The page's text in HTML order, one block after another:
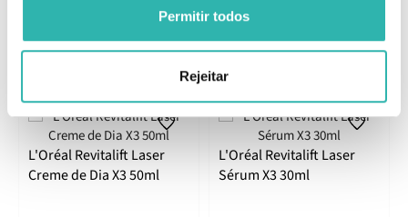
Permitir todos
Rejeitar
Produtos Relacionados
L'Oréal Revitalift Laser
Creme de Dia X3 50ml
L'Oréal Revitalift Laser
Sérum X3 30ml